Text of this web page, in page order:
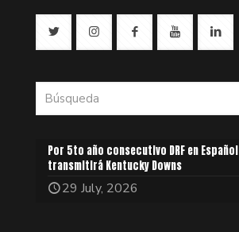
Por 5to año consecutivo DRF en Español
transmitirá Kentucky Downs
29 July, 2026